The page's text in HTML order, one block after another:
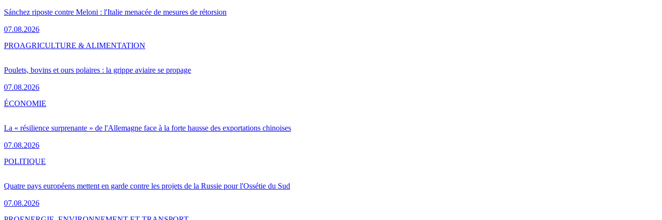
Sánchez riposte contre Meloni : l'Italie menacée de mesures de rétorsion
07.08.2026
Poulets, bovins et ours polaires : la grippe aviaire se propage
07.08.2026
PROAGRICULTURE & ALIMENTATION
La « résilience surprenante » de l'Allemagne face à la forte hausse des exportations chinoises
07.08.2026
ÉCONOMIE
Quatre pays européens mettent en garde contre les projets de la Russie pour l'Ossétie du Sud
07.08.2026
POLITIQUE